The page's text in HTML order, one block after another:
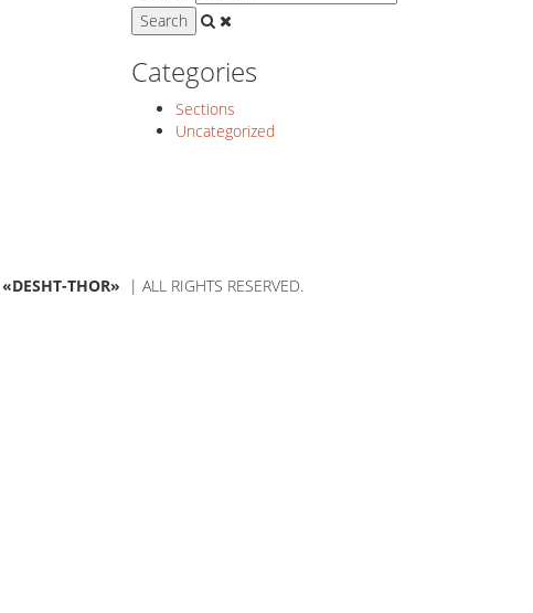
Categories
Sections
Uncategorized
«DESHT-THOR» | ALL RIGHTS RESERVED.